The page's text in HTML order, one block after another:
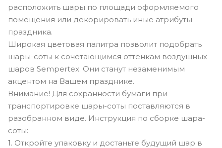
расположить шары по площади оформляемого
помещения или декорировать иные атрибуты
праздника.
Широкая цветовая палитра позволит подобрать
шары-соты к сочетающимся оттенкам воздушных
шаров Sempertex. Они станут незаменимым
акцентом на Вашем празднике.
Внимание! Для сохранности бумаги при
транспортировке шары-соты поставляются в
разобранном виде. Инструкция по сборке шара-
соты:
1. Откройте упаковку и достаньте будущий шар в